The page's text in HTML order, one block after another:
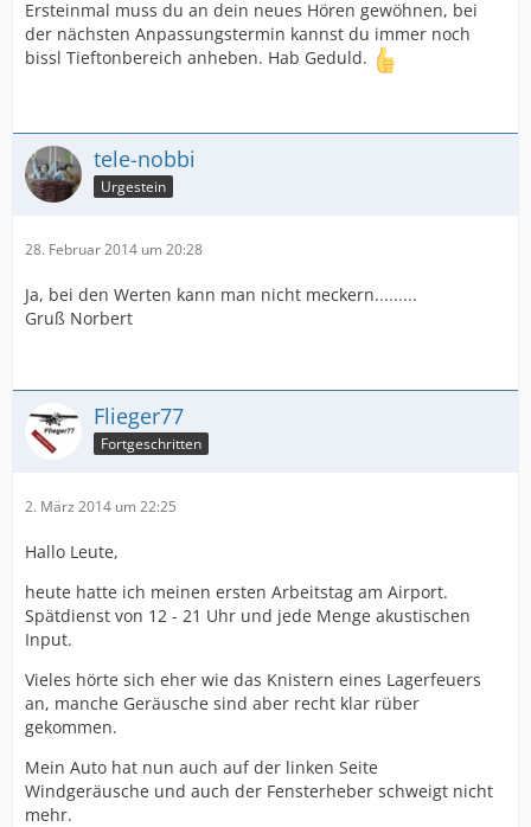
Ersteinmal muss du an dein neues Hören gewöhnen, bei
der nächsten Anpassungstermin kannst du immer noch
bissl Tieftonbereich anheben. Hab Geduld.
tele-nobbi
Urgestein
28. Februar 2014 um 20:28
Ja, bei den Werten kann man nicht meckern.........
Gruß Norbert
Flieger77
Fortgeschritten
2. März 2014 um 22:25
Hallo Leute,
heute hatte ich meinen ersten Arbeitstag am Airport.
Spätdienst von 12 - 21 Uhr und jede Menge akustischen
Input.
Vieles hörte sich eher wie das Knistern eines Lagerfeuers
an, manche Geräusche sind aber recht klar rüber
gekommen.
Mein Auto hat nun auch auf der linken Seite
Windgeräusche und auch der Fensterheber schweigt nicht
mehr.